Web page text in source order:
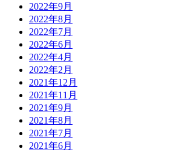
2022年9月
2022年8月
2022年7月
2022年6月
2022年4月
2022年2月
2021年12月
2021年11月
2021年9月
2021年8月
2021年7月
2021年6月